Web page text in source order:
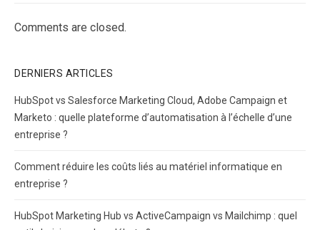
Comments are closed.
DERNIERS ARTICLES
HubSpot vs Salesforce Marketing Cloud, Adobe Campaign et
Marketo : quelle plateforme d’automatisation à l’échelle d’une
entreprise ?
Comment réduire les coûts liés au matériel informatique en
entreprise ?
HubSpot Marketing Hub vs ActiveCampaign vs Mailchimp : quel